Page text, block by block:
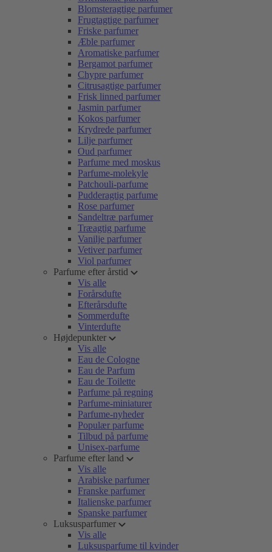
Blomsteragtige parfumer
Frugtagtige parfumer
Friske parfumer
Æble parfumer
Aromatiske parfumer
Bergamot parfumer
Chypre parfumer
Citrusagtige parfumer
Frisk linned parfumer
Jasmin parfumer
Kokos parfumer
Krydrede parfumer
Lilje parfumer
Oud parfumer
Parfume med moskus
Parfume-molekyle
Patchouli-parfume
Pudderagtig parfume
Rose parfumer
Sandeltræ parfumer
Træagtig parfume
Vanilje parfumer
Vetiver parfumer
Viol parfumer
Parfume efter årstid
Vis alle
Forårsdufte
Efterårsdufte
Sommerdufte
Vinterdufte
Højdepunkter
Vis alle
Eau de Cologne
Eau de Parfum
Eau de Toilette
Parfume på regning
Parfume-miniaturer
Parfume-nyheder
Populær parfume
Tilbud på parfume
Unisex-parfume
Parfume efter land
Vis alle
Arabiske parfumer
Franske parfumer
Italienske parfumer
Spanske parfumer
Luksusparfumer
Vis alle
Luksusparfume til kvinder